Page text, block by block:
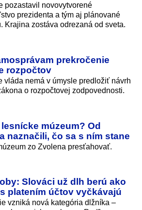
pozastavil novovytvorené
prezidenta a tým aj plánované
Krajina zostáva odrezaná od sveta.
prekročenie
rozpočtov
vláda nemá v úmysle predložiť návrh
o rozpočtovej zodpovednosti.
múzeum? Od
naznačili, čo sa s ním stane
zo Zvolena presťahovať.
Slováci už dlh berú ako
platením účtov vyčkávajú
vzniká nová kategória dlžníka –